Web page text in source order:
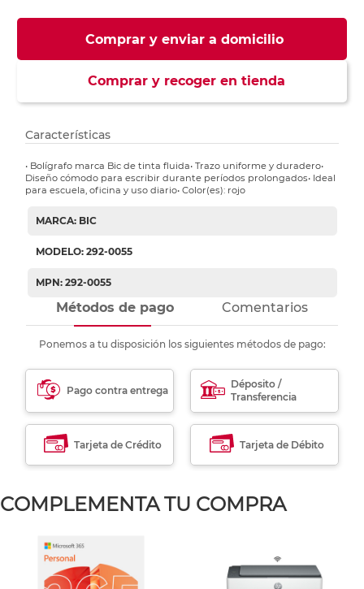
Comprar y enviar a domicilio
Comprar y recoger en tienda
Características
• Bolígrafo marca Bic de tinta fluida• Trazo uniforme y duradero•
Diseño cómodo para escribir durante períodos prolongados• Ideal
para escuela, oficina y uso diario• Color(es): rojo
MARCA: BIC
MODELO: 292-0055
MPN: 292-0055
Métodos de pago Comentarios
Ponemos a tu disposición los siguientes métodos de pago:
Pago contra entrega
Déposito /
Transferencia
Tarjeta de Crédito Tarjeta de Débito
COMPLEMENTA TU COMPRA